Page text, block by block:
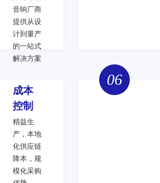
音响厂商
提供从设
计到量产
的一站式
解决方案
成本
控制
精益生
产，本地
化供应链
降本，规
模化采购
06